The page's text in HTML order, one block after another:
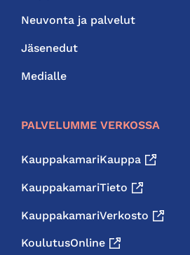
Neuvonta ja palvelut
Jäsenedut
Medialle
PALVELUMME VERKOSSA
KauppakamariKauppa
KauppakamariTieto
KauppakamariVerkosto
KoulutusOnline